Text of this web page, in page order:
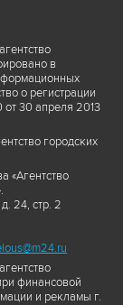
в
о регистрации
30 апреля 2013
городских
«Агентство
24, стр. 2
финансовой
и рекламы г.